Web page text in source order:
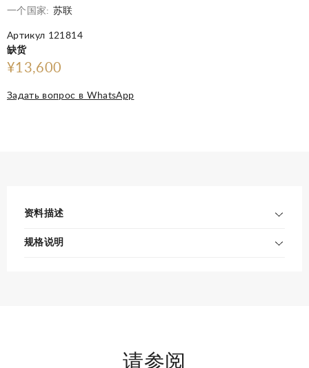
一个国家: 苏联
Артикул 121814
缺货
¥13,600
Задать вопрос в WhatsApp
资料描述
规格说明
请参阅